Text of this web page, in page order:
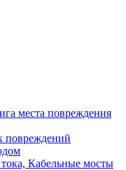
места повреждения
повреждений
Кабельные мосты